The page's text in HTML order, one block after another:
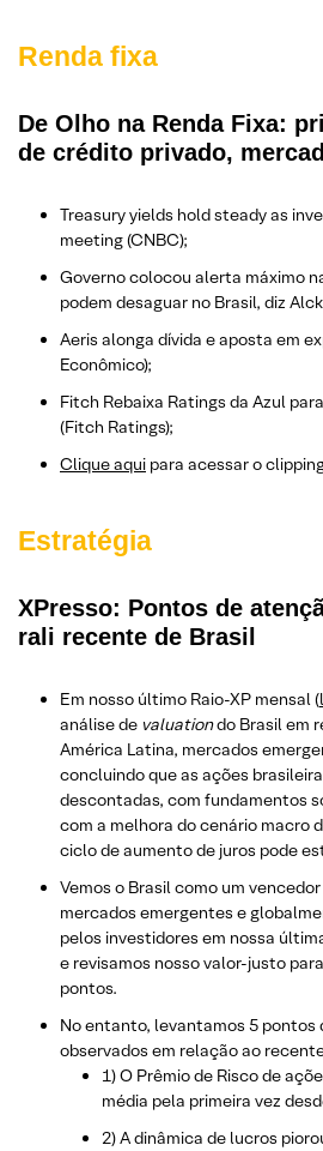
Renda fixa
De Olho na Renda Fixa:
de crédito privado,
Treasury yields hold steady as
meeting (CNBC);
Governo colocou alerta máximo
podem desaguar no Brasil, diz
Aeris alonga dívida e aposta em
Econômico);
Fitch Rebaixa Ratings da Azul para
(Fitch Ratings);
Clique aqui para acessar o
Estratégia
XPresso: Pontos de
rali recente de
Em nosso último Raio-XP mensal (
análise de valuationdo Brasil em
América Latina, mercados
concluindo que as ações
descontadas, com fundamentos
com a melhora do cenário macro
ciclo de aumento de juros pode
Vemos o Brasil como um
mercados emergentes e
pelos investidores em nossa
e revisamos nosso valor-justo
pontos.
No entanto, levantamos 5 pontos
observados em relação ao
1) O Prêmio de Risco de
média pela primeira vez
2) A dinâmica de lucros